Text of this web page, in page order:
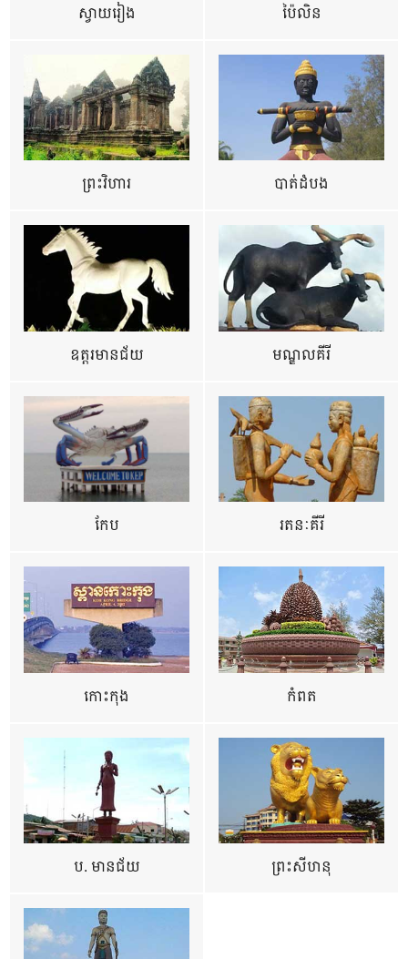
ស្វាយរៀង ប៉ៃលិន
ព្រះវិហារ បាត់ដំបង
ឧត្ដរមានជ័យ មណ្ឌលគីរី
កែប រតនៈគីរី
កោះកុង កំពត
ប. មានជ័យ ព្រះសីហនុ